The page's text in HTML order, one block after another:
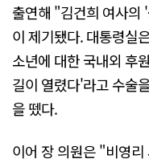
출연해 "김건희 여사의
이 제기됐다. 대통령실
소년에 대한 국내외 후
길이 열렸다'라고 수술
을 뗐다.
이어 장 의원은 "비영